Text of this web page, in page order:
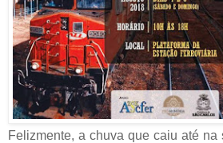
Felizmente, a chuva que caiu até na